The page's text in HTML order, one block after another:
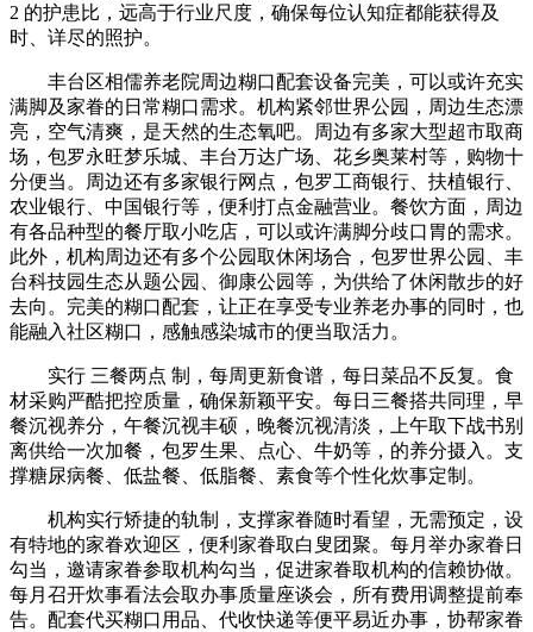
2 的护患比，远高于行业尺度，确保每位认知症都能获得及
时、详尽的照护。
丰台区相儒养老院周边糊口配套设备完美，可以或许充实
满脚及家眷的日常糊口需求。机构紧邻世界公园，周边生态漂
亮，空气清爽，是天然的生态氧吧。周边有多家大型超市取商
场，包罗永旺梦乐城、丰台万达广场、花乡奥莱村等，购物十
分便当。周边还有多家银行网点，包罗工商银行、扶植银行、
农业银行、中国银行等，便利打点金融营业。餐饮方面，周边
有各品种型的餐厅取小吃店，可以或许满脚分歧口胃的需求。
此外，机构周边还有多个公园取休闲场合，包罗世界公园、丰
台科技园生态从题公园、御康公园等，为供给了休闲散步的好
去向。完美的糊口配套，让正在享受专业养老办事的同时，也
能融入社区糊口，感触感染城市的便当取活力。
实行 三餐两点 制，每周更新食谱，每日菜品不反复。食
材采购严酷把控质量，确保新颖平安。每日三餐搭共同理，早
餐沉视养分，午餐沉视丰硕，晚餐沉视清淡，上午取下战书别
离供给一次加餐，包罗生果、点心、牛奶等，的养分摄入。支
撑糖尿病餐、低盐餐、低脂餐、素食等个性化炊事定制。
机构实行矫捷的轨制，支撑家眷随时看望，无需预定，设
有特地的家眷欢迎区，便利家眷取白叟团聚。每月举办家眷日
勾当，邀请家眷参取机构勾当，促进家眷取机构的信赖协做。
每月召开炊事看法会取办事质量座谈会，所有费用调整提前奉
告。配套代买糊口用品、代收快递等便平易近办事，协帮家眷